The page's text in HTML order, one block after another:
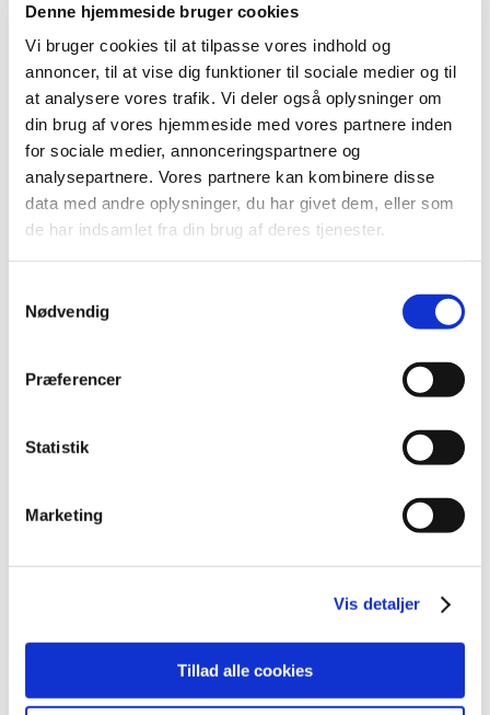
Denne hjemmeside bruger cookies
Vi bruger cookies til at tilpasse vores indhold og
annoncer, til at vise dig funktioner til sociale medier og til
at analysere vores trafik. Vi deler også oplysninger om
din brug af vores hjemmeside med vores partnere inden
for sociale medier, annonceringspartnere og
analysepartnere. Vores partnere kan kombinere disse
data med andre oplysninger, du har givet dem, eller som
de har indsamlet fra din brug af deres tjenester.
Nødvendig
Præferencer
Statistik
Marketing
Vis detaljer
Tillad alle cookies
Afgørelse om generelt tilskud til Anoro
| 6. juni 2014|
Vi har truffet afgørelse i ansøgning om generelt tilskud til
Anoro. Lægemidlet får generelt tilskud.
Alle (2506)
TID
2024 (224)
2022 (197)
2017 (167)
december (3)
oktober (1)